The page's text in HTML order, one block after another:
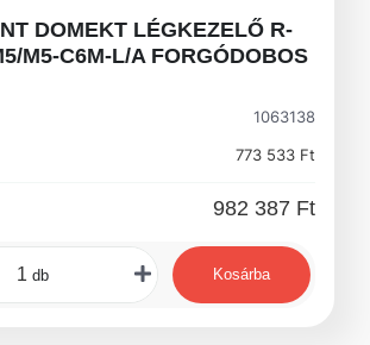
DOMEKT LÉGKEZELŐ R-
M5-C6M-L/A FORGÓDOBOS
1063138
773 533 Ft
982 387 Ft
db Kosárba